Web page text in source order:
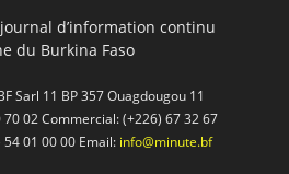
d’information continu
du Burkina Faso
Sarl 11 BP 357 Ouagdougou 11
02 Commercial: (+226) 67 32 67
01 00 00 Email: info@minute.bf